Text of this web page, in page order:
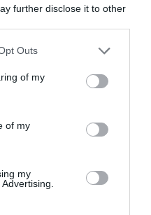
further disclose it to other
uses one or more Google
You may click to
its third-party tags to
purposes in below Google
Outs
of my
of my
my
βορειοκορεατικού